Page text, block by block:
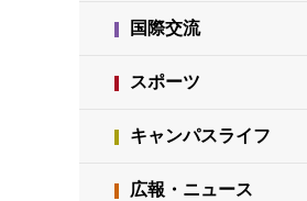
国際交流
スポーツ
キャンパスライフ
広報・ニュース